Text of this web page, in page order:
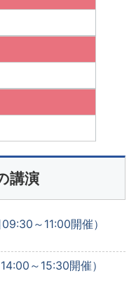
講演
～11:00開催）
～15:30開催）